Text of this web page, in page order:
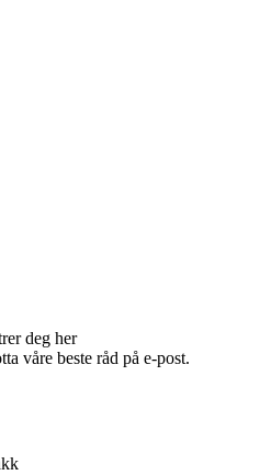
deg her
våre beste råd på e-post.